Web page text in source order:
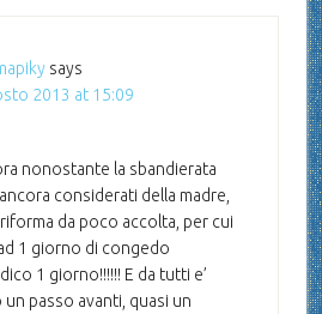
says
2013 at 15:09
nonostante la sbandierata
considerati della madre,
da poco accolta, per cui
1 giorno di congedo
1 giorno!!!!!! E da tutti e’
passo avanti, quasi un